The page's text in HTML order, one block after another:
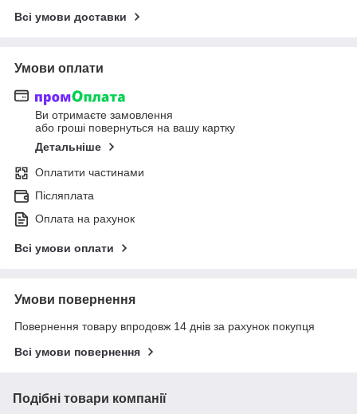
Всі умови доставки
Умови оплати
Ви отримаєте замовлення
або гроші повернуться на вашу картку
Детальніше
Оплатити частинами
Післяплата
Оплата на рахунок
Всі умови оплати
Умови повернення
Повернення товару впродовж 14 днів за рахунок покупця
Всі умови повернення
Подібні товари компанії